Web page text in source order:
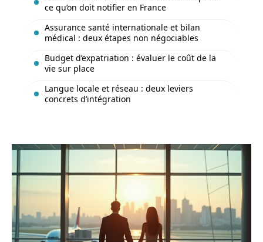
ce qu’on doit notifier en France
Assurance santé internationale et bilan
médical : deux étapes non négociables
Budget d’expatriation : évaluer le coût de la
vie sur place
Langue locale et réseau : deux leviers
concrets d’intégration